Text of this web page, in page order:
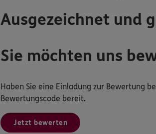
Ausgezeichnet und
Sie möchten uns
Haben Sie eine Einladung zur Bewertung
Bewertungscode bereit.
Jetzt bewerten